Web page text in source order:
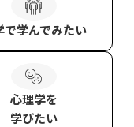
で学んでみたい
心理学を
学びたい